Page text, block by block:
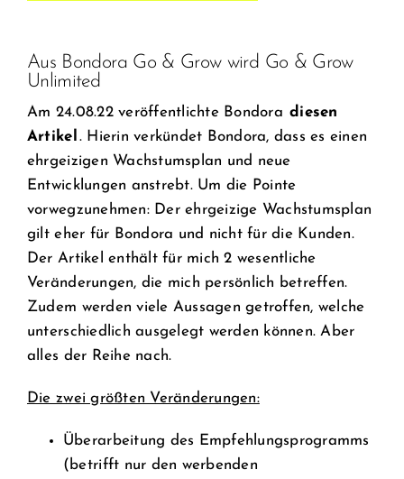
Aus Bondora Go & Grow wird Go & Grow
Unlimited
Am 24.08.22 veröffentlichte Bondora diesen
Artikel. Hierin verkündet Bondora, dass es einen
ehrgeizigen Wachstumsplan und neue
Entwicklungen anstrebt. Um die Pointe
vorwegzunehmen: Der ehrgeizige Wachstumsplan
gilt eher für Bondora und nicht für die Kunden.
Der Artikel enthält für mich 2 wesentliche
Veränderungen, die mich persönlich betreffen.
Zudem werden viele Aussagen getroffen, welche
unterschiedlich ausgelegt werden können. Aber
alles der Reihe nach.
Die zwei größten Veränderungen:
Überarbeitung des Empfehlungsprogramms
(betrifft nur den werbenden